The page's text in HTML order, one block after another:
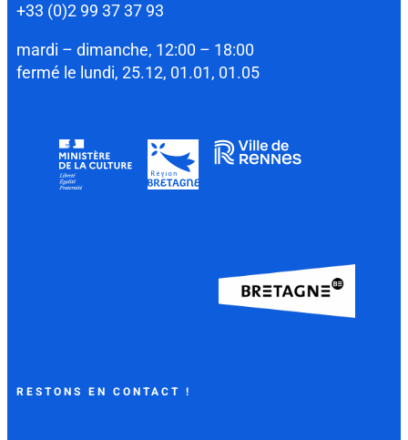
+33 (0)2 99 37 37 93
mardi – dimanche, 12:00 – 18:00
fermé le lundi, 25.12, 01.01, 01.05
RESTONS EN CONTACT !